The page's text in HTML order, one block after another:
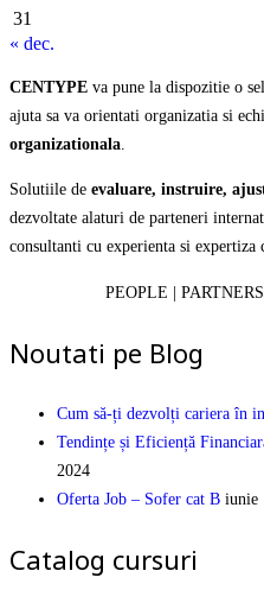
31
« dec.
CENTYPE va pune la dispozitie o
ajuta sa va orientati organizatia si
organizationala
Solutiile de evaluare, instruire,
dezvoltate alaturi de parteneri
consultanti cu experienta si expertiza
PEOPLE |
Noutati pe Blog
Cum să-ți dezvolți cariera în
Tendințe și Eficiență
2024
Oferta Job – Sofer cat B iunie
Catalog cursuri